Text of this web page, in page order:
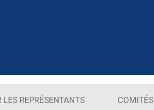
LES REPRÉSENTANTS COMITÉS